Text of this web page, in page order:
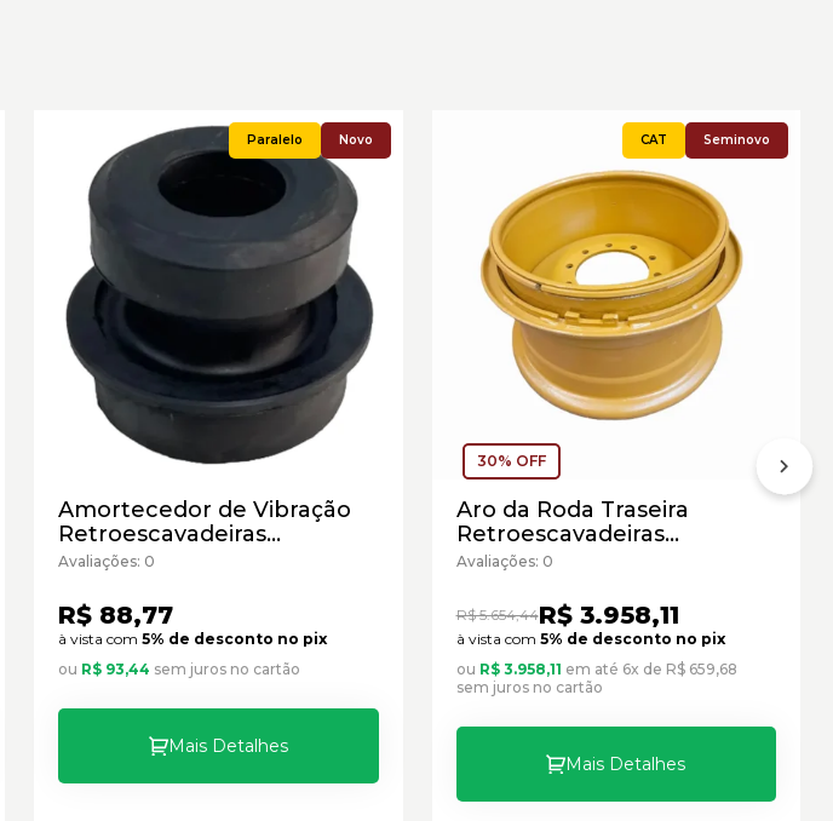
Novo
Amortecedor de Vibração
Retroescavadeiras
Caterpillar Cód:9W9915 -
Avaliações: 0
R$ 88,77
à vista com 5% de desconto no pix
ou R$ 93,44 sem juros no cartão
Mais Detalhes
Seminovo
30% OFF
Aro da Roda Traseira
Retroescavadeiras
Caterpillar Cód:1956344 -
Avaliações: 0
R$ 5.654,44R$ 3.958,11
à vista com 5% de desconto no pix
ou R$ 3.958,11 em até 6x de R$ 659,68
sem juros no cartão
Mais Detalhes